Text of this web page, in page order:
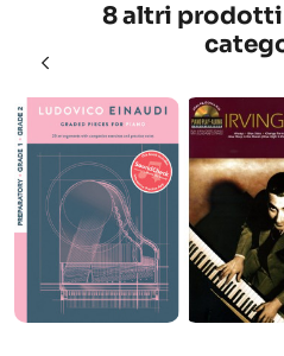
8 altri prodotti